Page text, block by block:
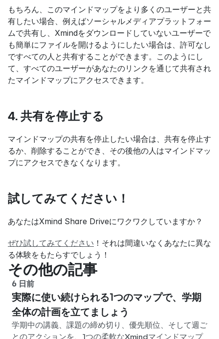
もちろん、このマインドマップをより多くのユーザーと共
有したい場合、例えばソーシャルメディアプラットフォー
ムで共有し、Xmindをダウンロードしていないユーザーで
も簡単にファイルを開けるようにしたい場合は、許可なし
ですべての人と共有することができます。このようにし
て、すべてのユーザーがあなたのリンクを通じて共有され
たマインドマップにアクセスできます。
4. 共有を停止する
マインドマップの共有を停止したい場合は、共有を停止す
るか、削除することができ、その後他の人はマインドマッ
プにアクセスできなくなります。
試してみてください！
あなたはXmind Share Driveにワクワクしていますか？
ぜひ試してみてください ！それは間違いなくあなたに異な
る体験をもたらすでしょう！
その他の記事
6 日前
実際に使い続けられる1つのマップで、学期
全体の計画を立てましょう
学期中の講義、課題の締め切り、優先順位、そして週ご
とのアクションを、1つの柔軟なXmindマインドマップ